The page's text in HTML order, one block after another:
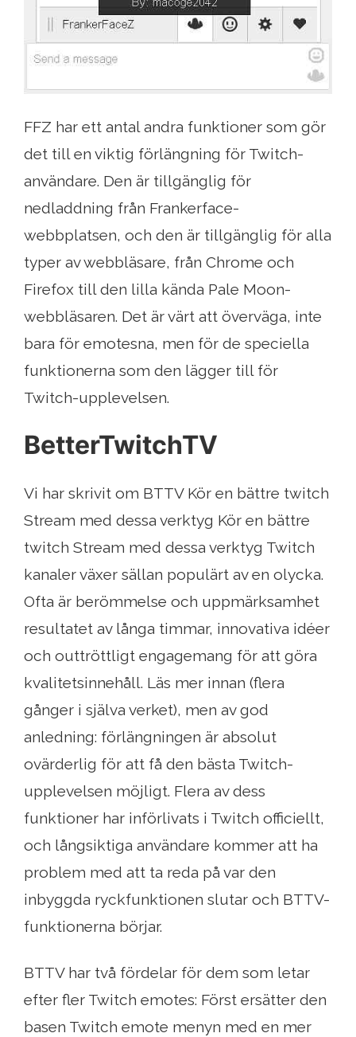
FFZ har ett antal andra funktioner som gör
det till en viktig förlängning för Twitch-
användare. Den är tillgänglig för
nedladdning från Frankerface-
webbplatsen, och den är tillgänglig för alla
typer av webbläsare, från Chrome och
Firefox till den lilla kända Pale Moon-
webbläsaren. Det är värt att överväga, inte
bara för emotesna, men för de speciella
funktionerna som den lägger till för
Twitch-upplevelsen.
BetterTwitchTV
Vi har skrivit om BTTV Kör en bättre twitch
Stream med dessa verktyg Kör en bättre
twitch Stream med dessa verktyg Twitch
kanaler växer sällan populärt av en olycka.
Ofta är berömmelse och uppmärksamhet
resultatet av långa timmar, innovativa idéer
och outtröttligt engagemang för att göra
kvalitetsinnehåll. Läs mer innan (flera
gånger i själva verket), men av god
anledning: förlängningen är absolut
ovärderlig för att få den bästa Twitch-
upplevelsen möjligt. Flera av dess
funktioner har införlivats i Twitch officiellt,
och långsiktiga användare kommer att ha
problem med att ta reda på var den
inbyggda ryckfunktionen slutar och BTTV-
funktionerna börjar.
BTTV har två fördelar för dem som letar
efter fler Twitch emotes: Först ersätter den
basen Twitch emote menyn med en mer